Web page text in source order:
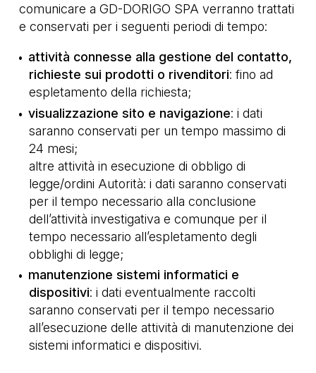
comunicare a GD-DORIGO SPA verranno trattati
e conservati per i seguenti periodi di tempo:
attività connesse alla gestione del contatto,
richieste sui prodotti o rivenditori: fino ad
espletamento della richiesta;
visualizzazione sito e navigazione: i dati
saranno conservati per un tempo massimo di
24 mesi;
altre attività in esecuzione di obbligo di
legge/ordini Autorità: i dati saranno conservati
per il tempo necessario alla conclusione
dell’attività investigativa e comunque per il
tempo necessario all’espletamento degli
obblighi di legge;
manutenzione sistemi informatici e
dispositivi: i dati eventualmente raccolti
saranno conservati per il tempo necessario
all’esecuzione delle attività di manutenzione dei
sistemi informatici e dispositivi.